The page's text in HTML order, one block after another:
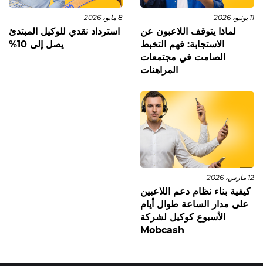
11 يونيو، 2026
لماذا يتوقف اللاعبون عن
الاستجابة: فهم التخبط
الصامت في مجتمعات
المراهنات
8 مايو، 2026
استرداد نقدي للوكيل المبتدئ
يصل إلى 10%
12 مارس، 2026
كيفية بناء نظام دعم اللاعبين
على مدار الساعة طوال أيام
الأسبوع كوكيل لشركة
Mobcash